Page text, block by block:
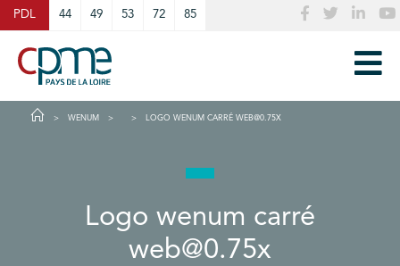
PDL 44 49 53 72 85
WENUM LOGO WENUM CARRÉ WEB@0.75X
Logo wenum carré
web@0.75x
Cookies management panel